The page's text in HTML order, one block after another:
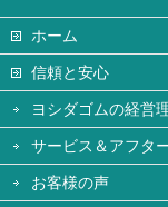
ホーム
信頼と安心
ヨシダゴムの経営
サービス＆アフタ
お客様の声